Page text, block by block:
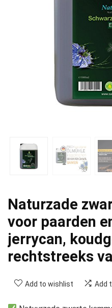
Naturzade
voor paarden
jerrycan,
rechtstreeks
Add to wishlist Add